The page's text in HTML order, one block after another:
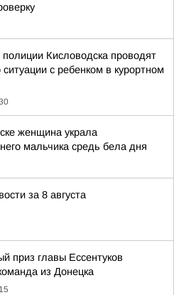
Кисловодска проводят
ситуации с ребенком в курортном
женщина украла
мальчика средь бела дня
за 8 августа
приз главы Ессентуков
из Донецка